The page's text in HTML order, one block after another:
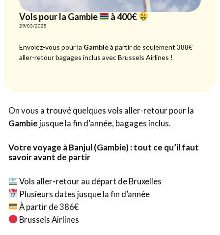
Vols pour la Gambie à 400€
29/03/2025
Envolez-vous pour la Gambieà partir de seulement 388€
aller-retour bagages inclus avec Brussels Airlines !
On vous a trouvé quelques vols aller-retour pour la
Gambie jusque la fin d’année, bagages inclus.
Votre voyage à Banjul (Gambie) : tout ce qu’il faut
savoir avant de partir
Vols aller-retour au départ de Bruxelles
Plusieurs dates jusque la fin d’année
À partir de 386€
Brussels Airlines